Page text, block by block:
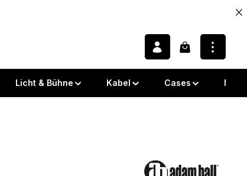
Warenkorb
Licht & Bühne Kabel Cases